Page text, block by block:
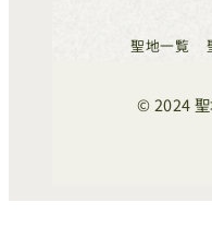
聖地一覧
© 2024